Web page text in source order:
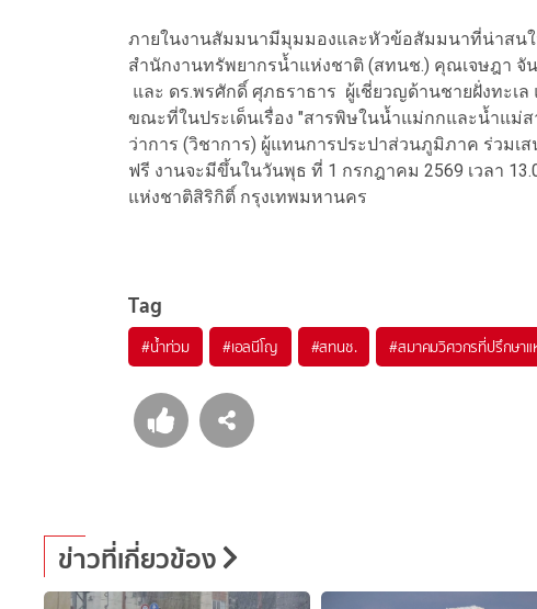
ภายในงานสัมมนามีมุมมองและหัวข้อสัมมนาที่น่าสน
สำนักงานทรัพยากรน้ำแห่งชาติ (สทนช.) คุณเจษฎา
และ ดร.พรศักดิ์ ศุภธราธาร ผู้เชี่ยวญด้านชายฝั่งทะเ
ขณะที่ในประเด็นเรื่อง "สารพิษในน้ำแม่กกและน้ำแม่
ว่าการ (วิชาการ) ผู้แทนการประปาส่วนภูมิภาค ร่วม
ฟรี งานจะมีขึ้นในวันพุธ ที่ 1 กรกฎาคม 2569 เวลา
แห่งชาติสิริกิติ์ กรุงเทพมหานคร
Tag
#น้ำท่วม #เอลนีโญ #สทนช. #สมาคมวิศวกรที่ปรึกษาแ
ข่าวที่เกี่ยวข้อง